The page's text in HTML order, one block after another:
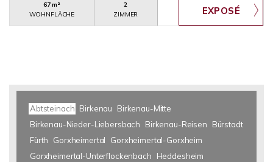
67 m²
WOHNFLÄCHE
2
ZIMMER
Abtsteinach Birkenau
Birkenau-Mitte
Birkenau-Nieder-Liebersbach
Birkenau-Reisen
Bürstadt
Fürth
Gorxheimertal
Gorxheimertal-Gorxheim
Gorxheimertal-Unterflockenbach
Heddesheim